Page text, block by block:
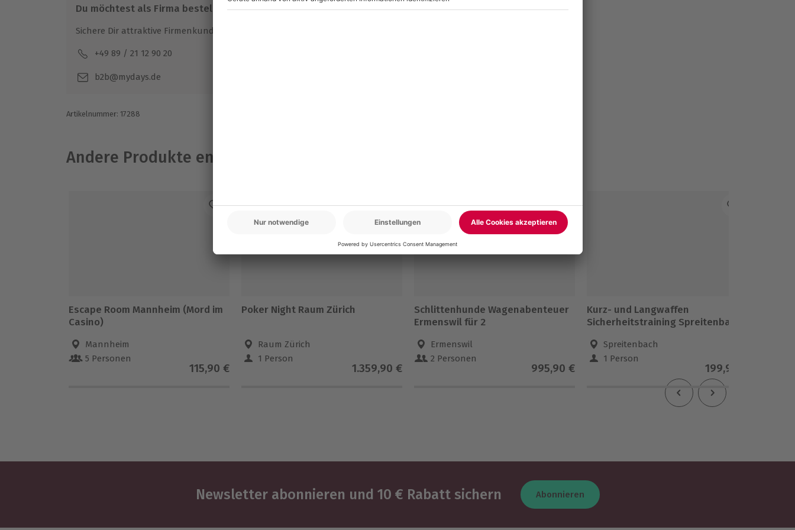
Du möchtest als Firma bestellen?
Sichere Dir attraktive Firmenkunden Vorteile.
+49 89 / 21 12 90 20
b2b@mydays.de
Artikelnummer: 17288
Andere Produkte entdecken
Escape Room Mannheim (Mord im
Casino)
Mannheim
5 Personen
115,90 €
Poker Night Raum Zürich
Raum Zürich
1 Person
1.359,90 €
Schlittenhunde Wagenabenteuer
Ermenswil für 2
Ermenswil
2 Personen
995,90 €
Kurz- und Langwaffen
Sicherheitstraining Spreitenbach
Spreitenbach
1 Person
199,90 €
Newsletter abonnieren und 10 € Rabatt sichern Abonnieren